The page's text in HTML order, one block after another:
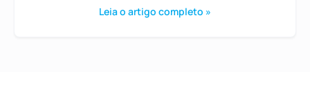
Leia o artigo completo »